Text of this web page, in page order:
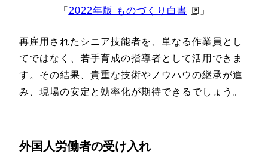
「 2022年版 ものづくり白書 」
再雇用されたシニア技能者を、単なる作業員とし
てではなく、若手育成の指導者として活用できま
す。その結果、貴重な技術やノウハウの継承が進
み、現場の安定と効率化が期待できるでしょう。
外国人労働者の受け入れ